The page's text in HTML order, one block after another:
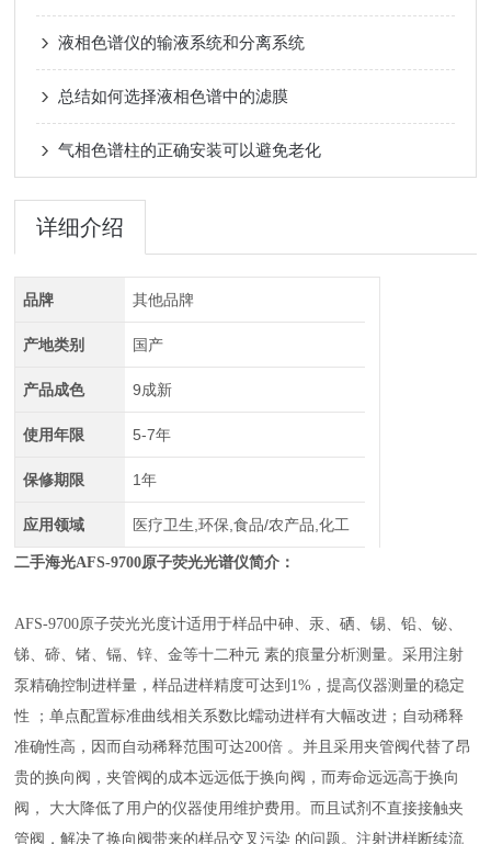
液相色谱仪的输液系统和分离系统
总结如何选择液相色谱中的滤膜
气相色谱柱的正确安装可以避免老化
详细介绍
品牌 其他品牌
产地类别 国产
产品成色 9成新
使用年限 5-7年
保修期限 1年
应用领域 医疗卫生,环保,食品/农产品,化工
二手海光AFS-9700原子荧光光谱仪简介：
AFS-9700原子荧光光度计适用于样品中砷、汞、硒、锡、铅、铋、
锑、碲、锗、镉、锌、金等十二种元 素的痕量分析测量。采用注射
泵精确控制进样量，样品进样精度可达到1%，提高仪器测量的稳定
性 ；单点配置标准曲线相关系数比蠕动进样有大幅改进；自动稀释
准确性高，因而自动稀释范围可达200倍 。并且采用夹管阀代替了昂
贵的换向阀，夹管阀的成本远远低于换向阀，而寿命远远高于换向
阀， 大大降低了用户的仪器使用维护费用。而且试剂不直接接触夹
管阀，解决了换向阀带来的样品交叉污染 的问题。注射进样断续流